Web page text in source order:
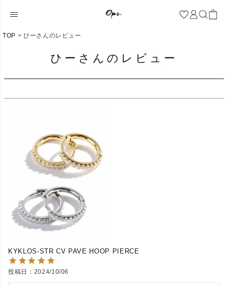
TOP ひーさんのレビュー
ひーさんのレビュー
KYKLOS-STR CV PAVE HOOP PIERCE
投稿日 2024/10/06